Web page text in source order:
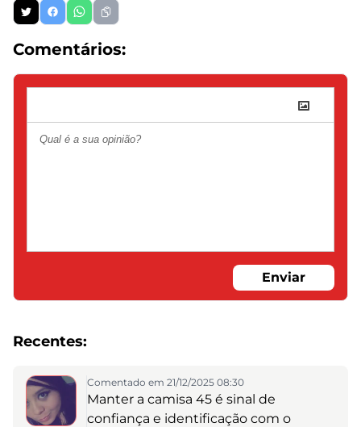
Comentários:
Enviar
Recentes:
Comentado em 21/12/2025 08:30
Manter a camisa 45 é sinal de
confiança e identificação com o